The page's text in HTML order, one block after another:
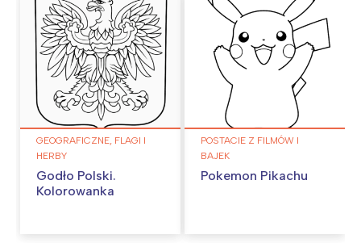
GEOGRAFICZNE, FLAGI I
HERBY
Godło Polski.
Kolorowanka
POSTACIE Z FILMÓW I
BAJEK
Pokemon Pikachu